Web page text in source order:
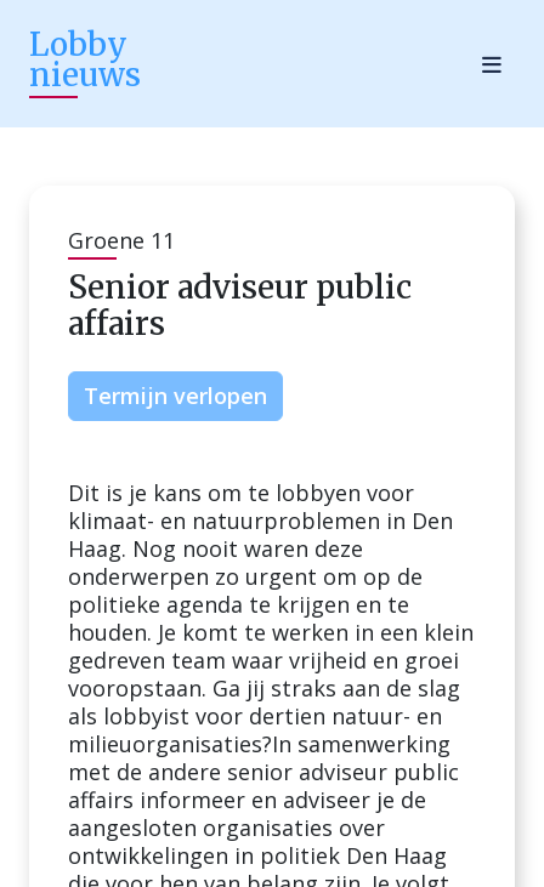
Lobby
nieuws
Groene 11
Senior adviseur public
affairs
Termijn verlopen
Dit is je kans om te lobbyen voor
klimaat- en natuurproblemen in Den
Haag. Nog nooit waren deze
onderwerpen zo urgent om op de
politieke agenda te krijgen en te
houden. Je komt te werken in een klein
gedreven team waar vrijheid en groei
vooropstaan. Ga jij straks aan de slag
als lobbyist voor dertien natuur- en
milieuorganisaties?In samenwerking
met de andere senior adviseur public
affairs informeer en adviseer je de
aangesloten organisaties over
ontwikkelingen in politiek Den Haag